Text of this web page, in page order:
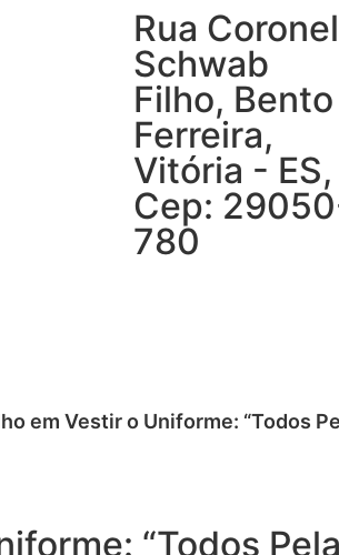
Rua Coronel
Schwab
Filho, Bento
Ferreira,
Vitória - ES,
Cep:
780
em Vestir o Uniforme: “Todos
“Todos